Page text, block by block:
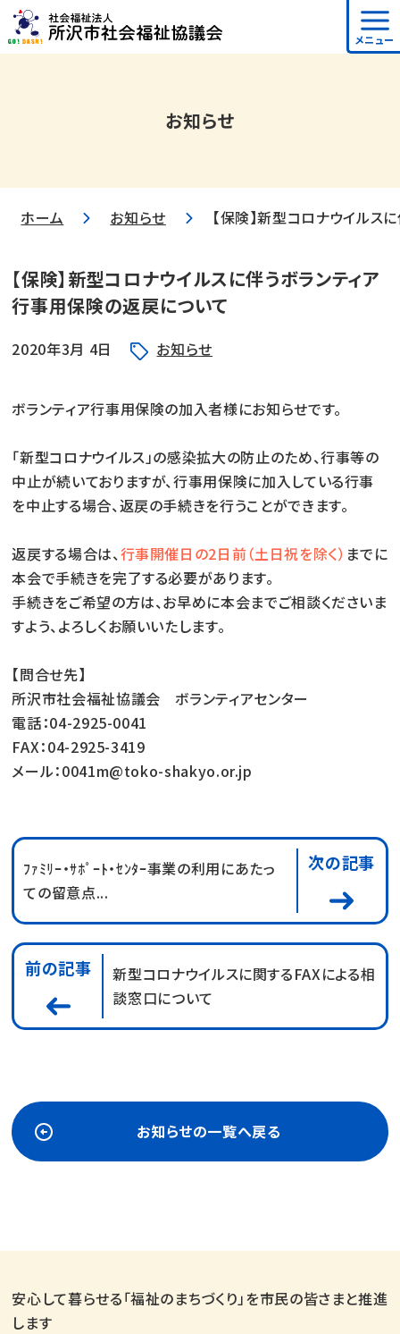
メニュー
お知らせ
ホーム お知らせ 【保険】新型コロナウイルス
【保険】新型コロナウイルスに伴うボランティア
行事用保険の返戻について
2020年3月 4日 お知らせ
ボランティア行事用保険の加入者様にお知らせです。
「新型コロナウイルス」の感染拡大の防止のため、行事等の
中止が続いておりますが、行事用保険に加入している行事
を中止する場合、返戻の手続きを行うことができます。
返戻する場合は、行事開催日の2日前（土日祝を除く） までに
本会で手続きを完了する必要があります。
手続きをご希望の方は、お早めに本会までご相談くださいま
すよう、よろしくお願いいたします。
【問合せ先】
所沢市社会福祉協議会 ボランティアセンター
電話：04-2925-0041
FAX：04-2925-3419
メール：0041m@toko-shakyo.or.jp
前の記事
新型コロナウイルスに関するFAXによる相
談窓口について
ﾌｧﾐﾘｰ・ｻﾎﾟｰﾄ・ｾﾝﾀｰ事業の利用にあたっ
ての留意点...
次の記事
お知らせの一覧へ戻る
安心して暮らせる「福祉のまちづくり」を市民の皆さまと推進
します